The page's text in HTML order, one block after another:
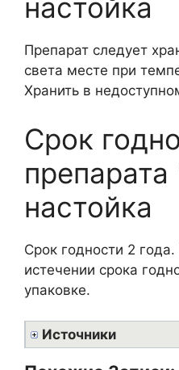
настойка
Препарат следует
света месте при
Хранить в
Срок
препарата
настойка
Срок годности 2
истечении срока
упаковке.
Источники